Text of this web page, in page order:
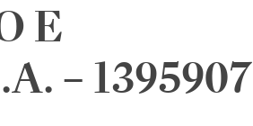
E
– 1395907